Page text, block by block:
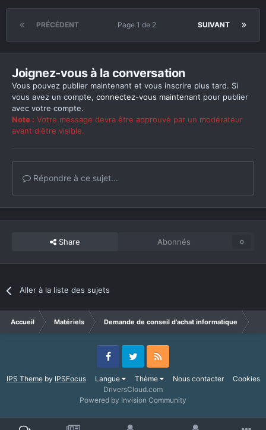
PRÉCÉDENT SUIVANT
Page 1 de 2
Joignez-vous à la conversation
Vous pouvez publier maintenant et vous inscrire plus tard. Si
vous avez un compte, connectez-vous maintenant pour publier
avec votre compte.
Note : Votre message devra être approuvé par un modérateur
avant d'être visible.
Répondre à ce sujet...
Share Abonnés 0
Aller à la liste des sujets
Accueil Matériels Demande de conseil d'achat informatique
IPS Themeby IPSFocus Langue Thème Nous contacter Cookies
FacebookTwitter RSS
DriversCloud.com
Powered by Invision Community